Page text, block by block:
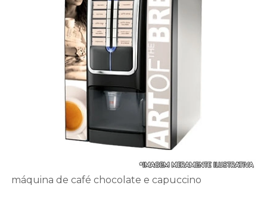
máquina de café chocolate e capuccino